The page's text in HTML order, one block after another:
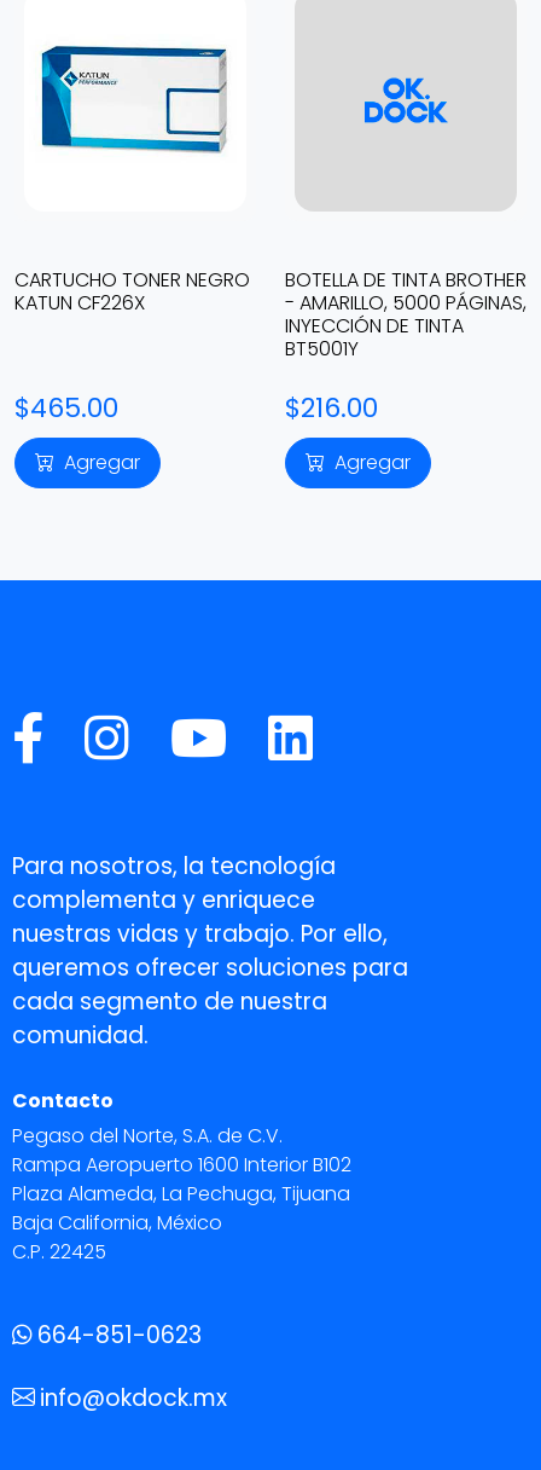
CARTUCHO TONER NEGRO
KATUN CF226X
$465.00
Agregar
BOTELLA DE TINTA BROTHER
- AMARILLO, 5000 PÁGINAS,
INYECCIÓN DE TINTA
BT5001Y
$216.00
Agregar
Para nosotros, la tecnología
complementa y enriquece
nuestras vidas y trabajo. Por ello,
queremos ofrecer soluciones para
cada segmento de nuestra
comunidad.
Contacto
Pegaso del Norte, S.A. de C.V.
Rampa Aeropuerto 1600 Interior B102
Plaza Alameda, La Pechuga, Tijuana
Baja California, México
C.P. 22425
664-851-0623
info@okdock.mx